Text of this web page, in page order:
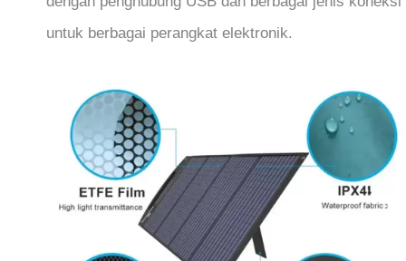
untuk berbagai perangkat elektronik.